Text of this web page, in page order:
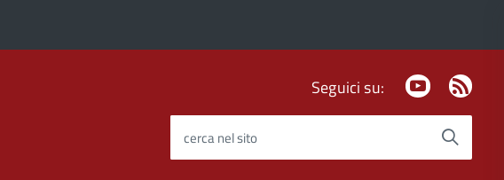
Seguici su: Youtube
cerca nel sito